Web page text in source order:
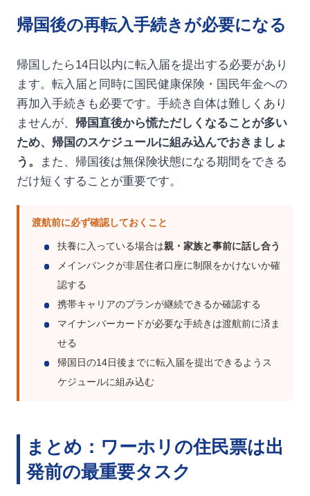
帰国後の再転入手続きが必要になる
帰国したら14日以内に転入届を提出する必要があり
ます。転入届と同時に国民健康保険・国民年金への
再加入手続きも必要です。手続き自体は難しくあり
ませんが、 帰国直後から慌ただしくなることが多い
ため、帰国のスケジュールに組み込んでおきましょ
う。
また、帰国後は無保険状態になる期間をできる
だけ短くすることが重要です。
渡航前に必ず確認しておくこと
扶養に入っている場合は親・家族と事前に話し合う
メインバンクが非居住者口座に制限をかけないか確
認する
携帯キャリアのプランが継続できるか確認する
マイナンバーカードが必要な手続きは渡航前に済ま
せる
帰国日の14日後までに転入届を提出できるようス
ケジュールに組み込む
まとめ：ワーホリの住民票は出
発前の最重要タスク